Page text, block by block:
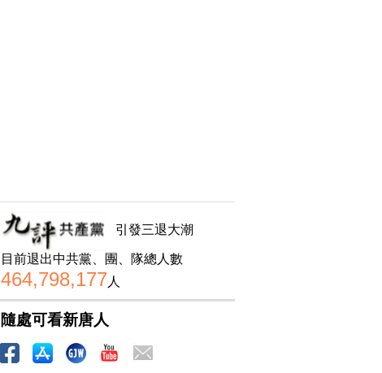
引發三退大潮
目前退出中共黨、團、隊總人數
464,798,177人
隨處可看新唐人